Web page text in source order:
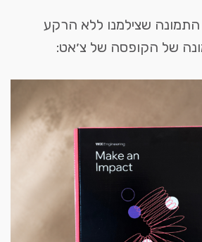
שצילמנו ללא הרקע
של הקופסה של צ׳אט: